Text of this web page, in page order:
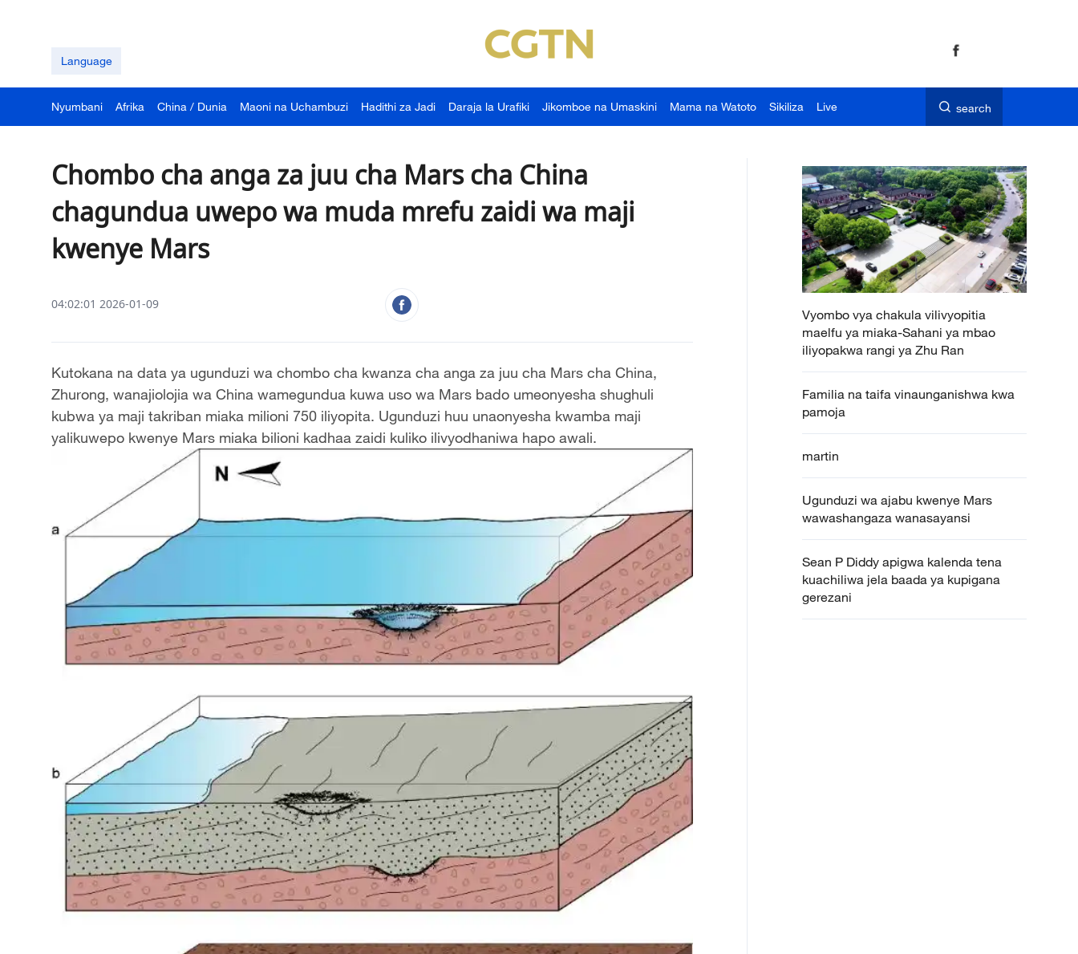
Language
Nyumbani Afrika China / Dunia Maoni na Uchambuzi Hadithi za Jadi Daraja la Urafiki Jikomboe na Umaskini Mama na Watoto Sikiliza Live search
Chombo cha anga za juu cha Mars cha China
chagundua uwepo wa muda mrefu zaidi wa maji
kwenye Mars
04:02:01 2026-01-09
Kutokana na data ya ugunduzi wa chombo cha kwanza cha anga za juu cha Mars cha China,
Zhurong, wanajiolojia wa China wamegundua kuwa uso wa Mars bado umeonyesha shughuli
kubwa ya maji takriban miaka milioni 750 iliyopita. Ugunduzi huu unaonyesha kwamba maji
yalikuwepo kwenye Mars miaka bilioni kadhaa zaidi kuliko ilivyodhaniwa hapo awali.
Vyombo vya chakula vilivyopitia
maelfu ya miaka-Sahani ya mbao
iliyopakwa rangi ya Zhu Ran
Familia na taifa vinaunganishwa kwa
pamoja
martin
Ugunduzi wa ajabu kwenye Mars
wawashangaza wanasayansi
Sean P Diddy apigwa kalenda tena
kuachiliwa jela baada ya kupigana
gerezani